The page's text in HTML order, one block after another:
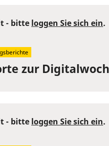
zur
- bitte loggen Sie sich ein.
- bitte loggen Sie sich ein.